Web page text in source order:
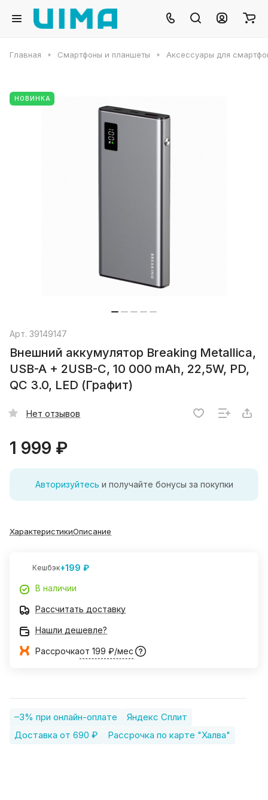
Главная Смартфоны и планшеты Аксессуары для
НОВИНКА
Арт. 39149147
Внешний аккумулятор Breaking Metallica,
USB-A + 2USB-C, 10 000 mAh, 22,5W, PD,
QC 3.0, LED (Графит)
Нет отзывов
1 999 ₽
Авторизуйтесь и получайте бонусы за покупки
ХарактеристикиОписание
Кешбэк+199 ₽
В наличии
Рассчитать доставку
Нашли дешевле?
Рассрочкаот 199 ₽/мес
–3% при онлайн-оплате
Яндекс Сплит
Доставка от 690 ₽
Рассрочка по карте "Халва"